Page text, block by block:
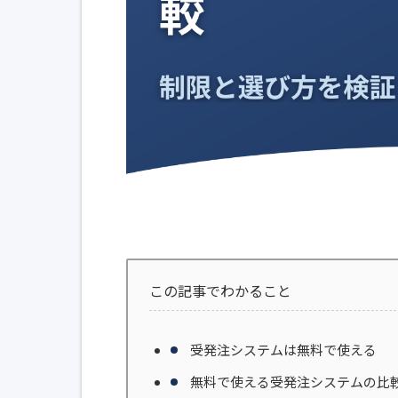
この記事でわかること
受発注システムは無料で使える
無料で使える受発注システムの比